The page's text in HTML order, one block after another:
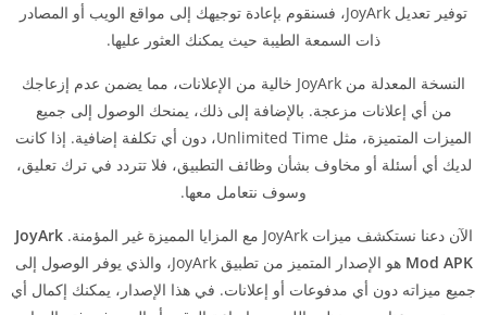
توفير تعديل JoyArk، فسنقوم بإعادة توجيهك إلى مواقع الويب أو المصادر
ذات السمعة الطيبة حيث يمكنك العثور عليها.
النسخة المعدلة من JoyArk خالية من الإعلانات، مما يضمن عدم إزعاجك
من أي إعلانات مزعجة. بالإضافة إلى ذلك، يمنحك الوصول إلى جميع
الميزات المتميزة، مثل Unlimited Time، دون أي تكلفة إضافية. إذا كانت
لديك أي أسئلة أو مخاوف بشأن وظائف التطبيق، فلا تتردد في ترك تعليق،
وسوف نتعامل معها.
الآن دعنا نستكشف ميزات JoyArk مع المزايا المميزة غير المؤمنة.
JoyArk
Mod APK
هو الإصدار المتميز من تطبيق JoyArk، والذي يوفر الوصول إلى
جميع ميزاته دون أي مدفوعات أو إعلانات. في هذا الإصدار، يمكنك إكمال أي